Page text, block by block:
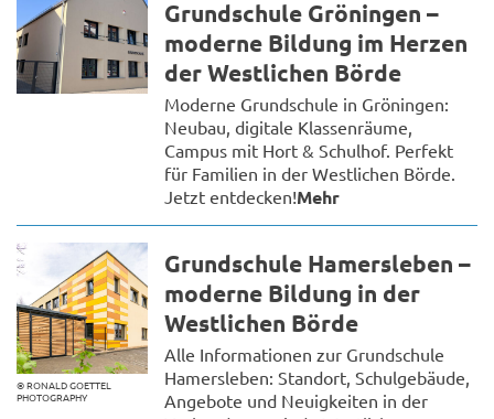
Grundschule Gröningen –
moderne Bildung im Herzen
der Westlichen Börde
Moderne Grundschule in Gröningen:
Neubau, digitale Klassenräume,
Campus mit Hort & Schulhof. Perfekt
für Familien in der Westlichen Börde.
Jetzt entdecken!Mehr
© RONALD GOETTEL
PHOTOGRAPHY
Grundschule Hamersleben –
moderne Bildung in der
Westlichen Börde
Alle Informationen zur Grundschule
Hamersleben: Standort, Schulgebäude,
Angebote und Neuigkeiten in der